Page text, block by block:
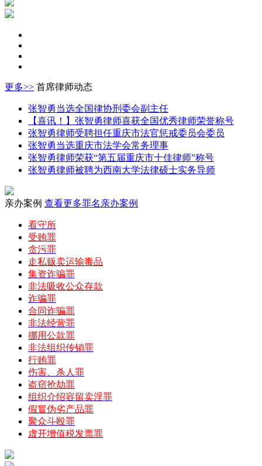
更多>> 首席律师动态
张智勇当选全国律协刑委会副主任
【喜讯！】张智勇律师喜获全国优秀律师荣誉称号
张智勇律师受聘担任重庆市法官惩戒委员会委员
张智勇当选重庆市法学会常务理事
张智勇律师荣获“第五届重庆市十佳律师”称号
张智勇律师被聘为西南大学法律硕士实务导师
亲办案例 查看更多罪名亲办案例
看守所
受贿罪
贪污罪
走私贩卖运输毒品
集资诈骗罪
非法吸收公众存款
诈骗罪
合同诈骗罪
非法经营罪
挪用公款罪
非法组织传销罪
行贿罪
伤害、杀人罪
盗窃抢劫罪
组织介绍容留卖淫罪
假冒伪劣产品罪
聚众斗殴罪
虚开增值税发票罪